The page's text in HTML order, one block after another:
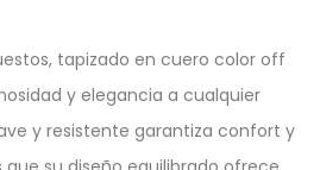
tapizado en cuero color off
y elegancia a cualquier
y resistente garantiza confort y